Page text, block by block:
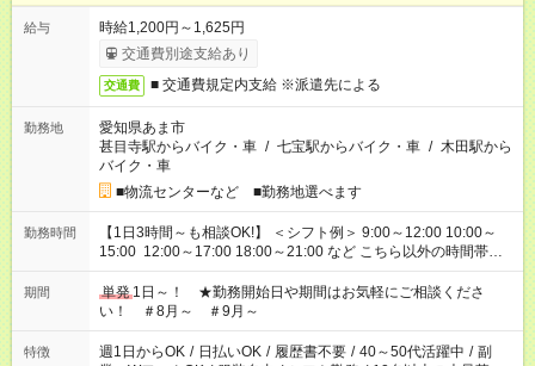
給与
時給1,200円～1,625円
交通費別途支給あり
交通費 ■ 交通費規定内支給 ※派遣先による
勤務地
愛知県あま市
甚目寺駅からバイク・車 / 七宝駅からバイク・車 / 木田駅から
バイク・車
■物流センターなど ■勤務地選べます
勤務時間
【1日3時間～も相談OK!】 ＜シフト例＞ 9:00～12:00 10:00～
15:00 12:00～17:00 18:00～21:00 など こちら以外の時間帯も
お気軽にご相談ください！
期間 単発 1日～！ ★勤務開始日や期間はお気軽にご相談くださ
い！ ＃8月～ ＃9月～
特徴 週1日からOK / 日払いOK / 履歴書不要 / 40～50代活躍中 / 副